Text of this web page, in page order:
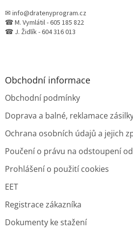
✉ info@dratenyprogram.cz
☎ M. Vymlátil - 605 185 822
☎ J. Židlík - 604 316 013
Obchodní informace
Obchodní podmínky
Doprava a balné, reklamace
Ochrana osobních údajů a jejich
Poučení o právu na odstoupení
Prohlášení o použití cookies
EET
Registrace zákazníka
Dokumenty ke stažení